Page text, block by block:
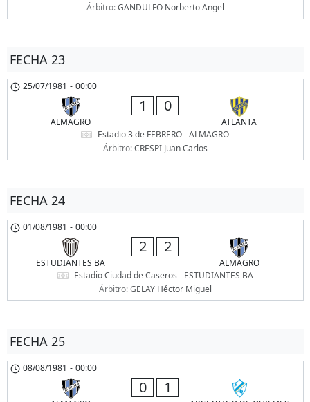
Árbitro:GANDULFO Norberto Angel
FECHA 23
25/07/1981 - 00:00
ALMAGRO
1 0
ATLANTA
Estadio 3 de FEBRERO - ALMAGRO
Árbitro:CRESPI Juan Carlos
FECHA 24
01/08/1981 - 00:00
ESTUDIANTES BA
2 2
ALMAGRO
Estadio Ciudad de Caseros - ESTUDIANTES BA
Árbitro:GELAY Héctor Miguel
FECHA 25
08/08/1981 - 00:00
0 1